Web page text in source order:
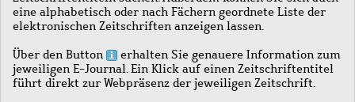
eine alphabetisch oder nach Fächern geordnete Liste der
elektronischen Zeitschriften anzeigen lassen.
Über den Button
erhalten Sie genauere Information zum
jeweiligen E-Journal. Ein Klick auf einen Zeitschriftentitel
führt direkt zur Webpräsenz der jeweiligen Zeitschrift.